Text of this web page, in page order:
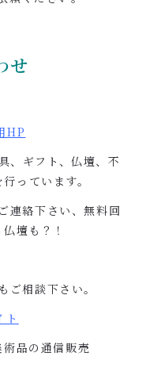
せ
HP
、ギフト、仏壇、不
っています。
連絡下さい、無料回
壇も？！
相談下さい。
ト
品の通信販売